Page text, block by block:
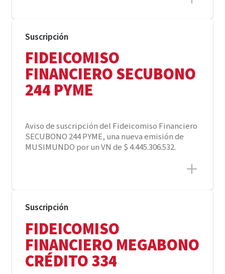
Suscripción
FIDEICOMISO
FINANCIERO SECUBONO
244 PYME
Aviso de suscripción del Fideicomiso Financiero
SECUBONO 244 PYME, una nueva emisión de
MUSIMUNDO por un VN de $ 4.445.306.532.
Suscripción
FIDEICOMISO
FINANCIERO MEGABONO
CRÉDITO 334